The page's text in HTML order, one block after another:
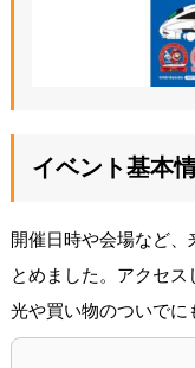
イベント基本
開催日時や会場など、
とめました。アクセ
光や買い物のついでに